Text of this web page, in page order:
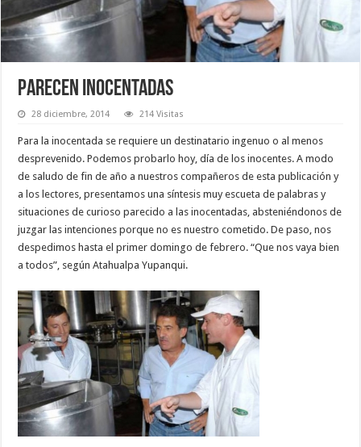
Parecen inocentadas
28 diciembre, 2014 214 Visitas
Para la inocentada se requiere un destinatario ingenuo o al menos
desprevenido. Podemos probarlo hoy, día de los inocentes. A modo
de saludo de fin de año a nuestros compañeros de esta publicación y
a los lectores, presentamos una síntesis muy escueta de palabras y
situaciones de curioso parecido a las inocentadas, absteniéndonos de
juzgar las intenciones porque no es nuestro cometido. De paso, nos
despedimos hasta el primer domingo de febrero. “Que nos vaya bien
a todos”, según Atahualpa Yupanqui.